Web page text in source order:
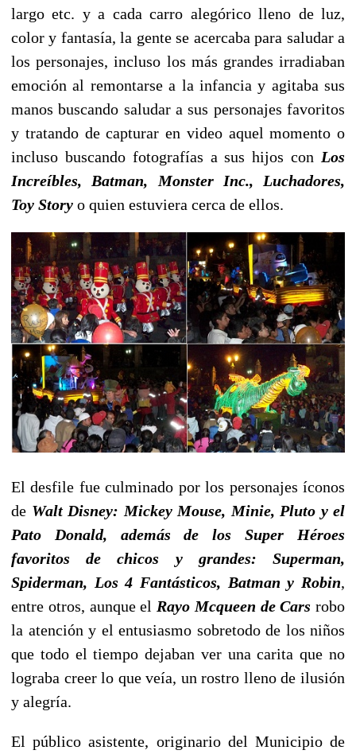
largo etc. y a cada carro alegórico lleno de luz,
color y fantasía, la gente se acercaba para saludar a
los personajes, incluso los más grandes irradiaban
emoción al remontarse a la infancia y agitaba sus
manos buscando saludar a sus personajes favoritos
y tratando de capturar en video aquel momento o
incluso buscando fotografías a sus hijos con Los
Increíbles, Batman, Monster Inc., Luchadores,
Toy Story o quien estuviera cerca de ellos.
El desfile fue culminado por los personajes íconos
de Walt Disney: Mickey Mouse, Minie, Pluto y el
Pato Donald, además de los Super Héroes
favoritos de chicos y grandes: Superman,
Spiderman, Los 4 Fantásticos, Batman y Robin,
entre otros, aunque el Rayo Mcqueen de Cars robo
la atención y el entusiasmo sobretodo de los niños
que todo el tiempo dejaban ver una carita que no
lograba creer lo que veía, un rostro lleno de ilusión
y alegría.
El público asistente, originario del Municipio de